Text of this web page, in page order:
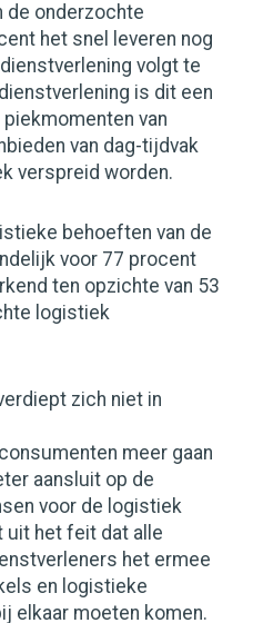
de onderzochte
het snel leveren nog
volgt te
is dit een
van
van dag-tijdvak
verspreid worden.
behoeften van de
voor 77 procent
ten opzichte van 53
logistiek
zich niet in
meer gaan
aansluit op de
voor de logistiek
uit het feit dat alle
het ermee
en logistieke
elkaar moeten komen.